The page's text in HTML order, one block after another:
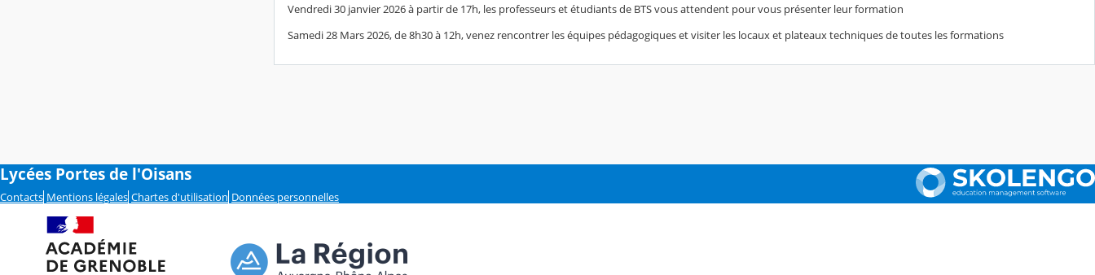
Vendredi 30 janvier 2026 à partir de 17h, les professeurs et étudiants de BTS vous attendent pour vous présenter leur formation
Samedi 28 Mars 2026, de 8h30 à 12h, venez rencontrer les équipes pédagogiques et visiter les locaux et plateaux techniques de toutes les formations
Lycées Portes de l'Oisans
Contacts Mentions légales Chartes d'utilisation Données personnelles